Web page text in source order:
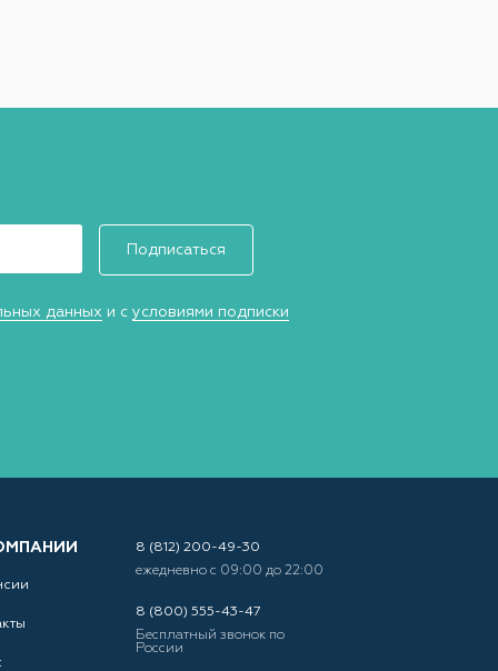
Подписаться
данных и с условиями подписки
8 (812) 200-49-30
ежедневно с 09:00 до 22:00
8 (800) 555-43-47
Бесплатный звонок по
России